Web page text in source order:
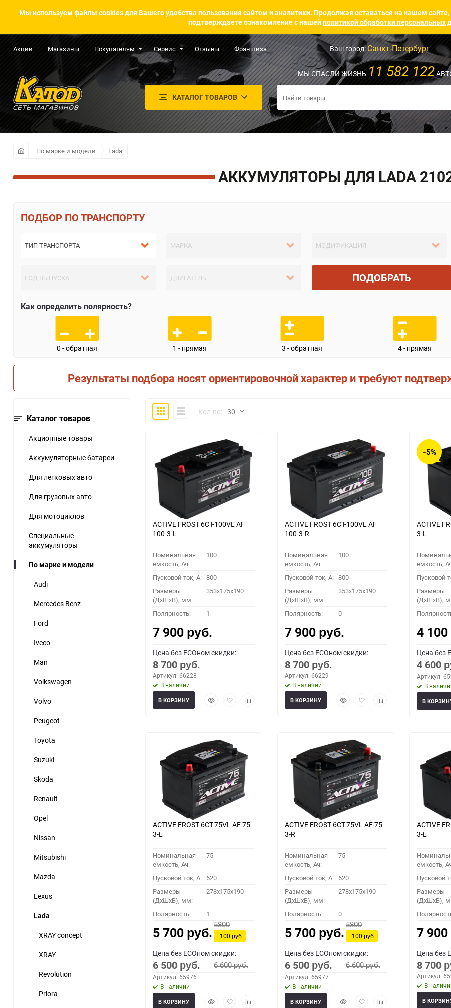
Мы используем файлы cookies для Вашего удобства пользования сайтом и аналитики. Продолжая оставаться на нашем
подтверждаете ознакомление с нашейполитикой обработки персональных
Акции Магазины Покупателям Сервис Отзывы Франшиза Ваш город:Санкт-Петербург
КАТАЛОГ ТОВАРОВ
МЫ СПАСЛИ ЖИЗНЬ 11 582 122
По марке и модели Lada
АККУМУЛЯТОРЫ ДЛЯ LADA
ПО ТРАНСПОРТУ
ПОДОБРАТЬ
Как определить полярность?
0 - обратная 1 - прямая 3 - обратная 4 - прямая
Результаты подбора носят ориентировочной характер и требуют
Каталог товаров
Акционные товары
Аккумуляторные батареи
Для легковых авто
Для грузовых авто
Для мотоциклов
Специальные
аккумуляторы
По марке и модели
Audi
Mercedes Benz
Ford
Iveco
Man
Volkswagen
Volvo
Peugeot
Toyota
Suzuki
Skoda
Renault
Opel
Nissan
Mitsubishi
Mazda
Lexus
Lada
XRAY concept
XRAY
Revolution
Priora
ПлиткаКомпактноКол-во: 30
30
60
90
150
ACTIVE FROST 6СТ-100VL АF
100-3-L
Номинальная
емкость, Ач:
100
Пусковой ток, A: 800
Размеры
(ДхШхВ), мм:
353x175x190
Полярность: 1
7 900 руб.
Цена без ECOном скидки:
8 700 руб.
Артикул: 66228
В наличии
БыстрыйДобавитьДобавить
В КОРЗИНУ
ACTIVE FROST 6СТ-100VL АF
100-3-R
Номинальная
емкость, Ач:
100
Пусковой ток, A: 800
Размеры
(ДхШхВ), мм:
353x175x190
Полярность: 0
7 900 руб.
Цена без ECOном скидки:
8 700 руб.
Артикул: 66229
В наличии
БыстрыйДобавитьДобавить
В КОРЗИНУ
−5%
ACTIVE
3-L
емкость,
Пусковой
Размеры
(ДхШхВ),
4 100
Цена без
4 600
Артикул:
В
В
ACTIVE FROST 6СТ-75VL АF 75-
3-L
Номинальная
емкость, Ач:
75
Пусковой ток, A: 620
Размеры
(ДхШхВ), мм:
278x175x190
Полярность: 1
5 700 руб.
5800
−100руб.
Цена без ECOном скидки:
6 500 руб. 6 600руб.
Артикул: 65976
В наличии
БыстрыйДобавитьДобавить
В КОРЗИНУ
ACTIVE FROST 6СТ-75VL АF 75-
3-R
Номинальная
емкость, Ач:
75
Пусковой ток, A: 620
Размеры
(ДхШхВ), мм:
278x175x190
Полярность: 0
5 700 руб.
5800
−100руб.
Цена без ECOном скидки:
6 500 руб. 6 600руб.
Артикул: 65977
В наличии
БыстрыйДобавитьДобавить
В КОРЗИНУ
ACTIVE
3-L
емкость,
Пусковой
Размеры
(ДхШхВ),
7 900
Цена без
8 700
Артикул:
В
В